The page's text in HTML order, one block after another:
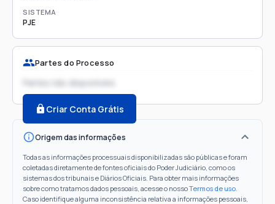
SISTEMA
PJE
Partes do Processo
Partes não disponíveis
Criar Conta Grátis
Origem das informações
Todas as informações processuais disponibilizadas são públicas e foram
coletadas diretamente de fontes oficiais do Poder Judiciário, como os
sistemas dos tribunais e Diários Oficiais. Para obter mais informações
sobre como tratamos dados pessoais, acesse o nossoTermos de uso.
Caso identifique alguma inconsistência relativa a informações pessoais,